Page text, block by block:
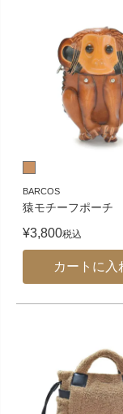
BARCOS
猿モチーフポーチ
¥3,800税込
カートに入